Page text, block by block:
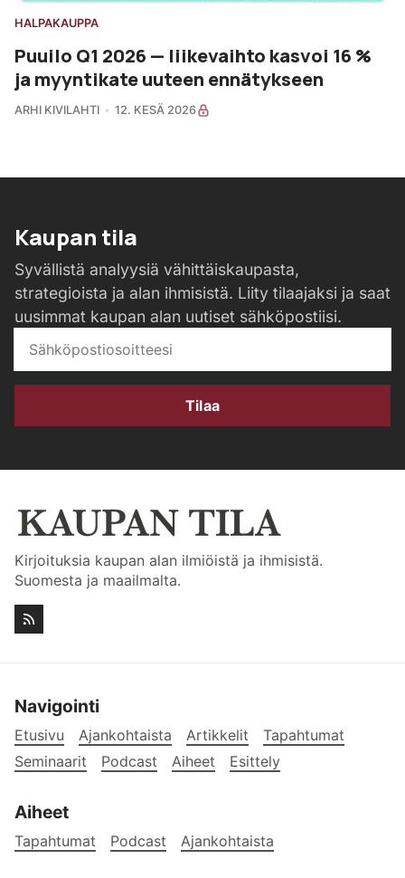
HALPAKAUPPA
Puuilo Q1 2026 — liikevaihto kasvoi 16 %
ja myyntikate uuteen ennätykseen
ARHI KIVILAHTI 12. KESÄ 2026
Kaupan tila
Syvällistä analyysiä vähittäiskaupasta,
strategioista ja alan ihmisistä. Liity tilaajaksi ja saat
uusimmat kaupan alan uutiset sähköpostiisi.
Tilaa
Kirjoituksia kaupan alan ilmiöistä ja ihmisistä.
Suomesta ja maailmalta.
Navigointi
Etusivu Ajankohtaista Artikkelit
Tapahtumat
Seminaarit
Podcast Aiheet Esittely
Aiheet
Tapahtumat Podcast Ajankohtaista